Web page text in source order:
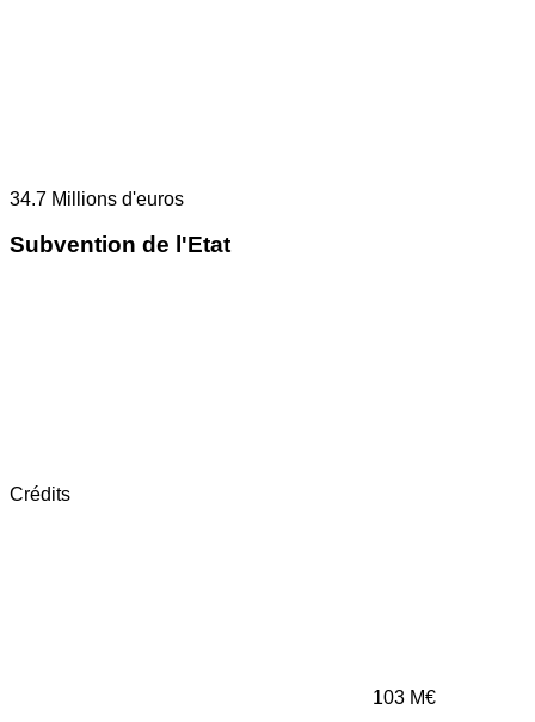
34.7 Millions d'euros
Subvention de l'Etat
Crédits
103 M€